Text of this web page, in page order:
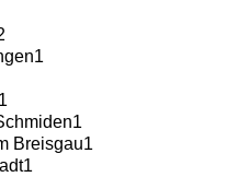
1
1
1
Breisgau1
1